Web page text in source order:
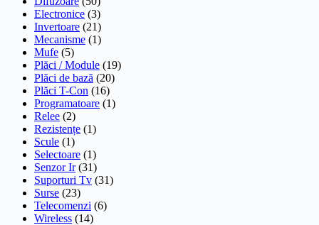
Electronice (3)
Invertoare (21)
Mecanisme (1)
Mufe (5)
Plăci / Module (19)
Plăci de bază (20)
Plăci T-Con (16)
Programatoare (1)
Relee (2)
Rezistențe (1)
Scule (1)
Selectoare (1)
Senzor Ir (31)
Suporturi Tv (31)
Surse (23)
Telecomenzi (6)
Wireless (14)